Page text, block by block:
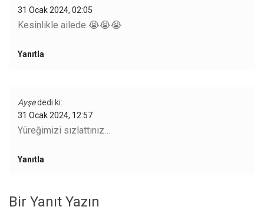
31 Ocak 2024, 02:05
Kesinlikle ailede 😭😭😭
Yanıtla
Ayşededi ki:
31 Ocak 2024, 12:57
Yüreğimizi sızlattınız…
Yanıtla
Bir Yanıt Yazın